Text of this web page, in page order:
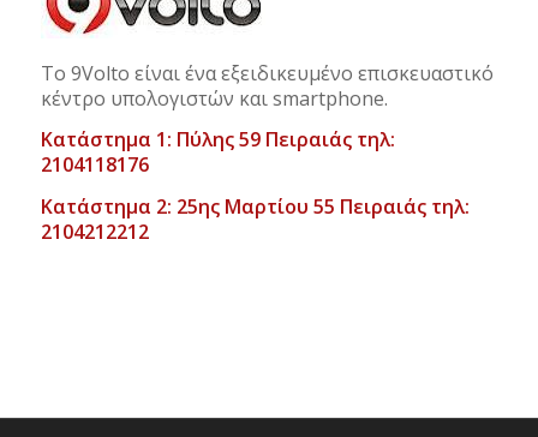
Το 9Volto είναι ένα εξειδικευμένο επισκευαστικό
κέντρο υπολογιστών και smartphone.
Κατάστημα 1: Πύλης 59 Πειραιάς τηλ:
2104118176
Κατάστημα 2: 25ης Μαρτίου 55 Πειραιάς τηλ:
2104212212